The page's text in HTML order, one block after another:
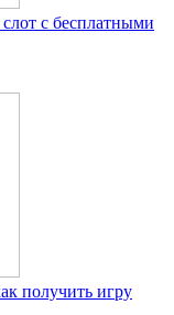
с бесплатными
получить игру